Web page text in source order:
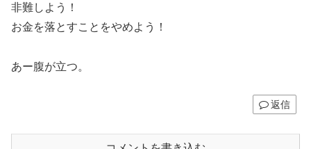
非難しよう！
お金を落とすことをやめよう！
あー腹が立つ。
返信